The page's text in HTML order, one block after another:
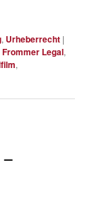
, Urheberrecht |
Frommer Legal,
,